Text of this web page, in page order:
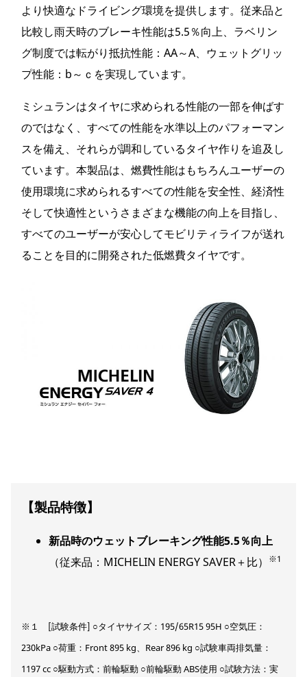
より快適なドライビング環境を提供します。従来品と
比較し雨天時のブレーキ性能は5.5％向上、ラベリン
グ制度では転がり抵抗性能：AA～A、ウェットグリッ
プ性能：b～ｃを実現しています。
ミシュランはタイヤに求められる性能の一部を伸ばす
のではなく、すべての性能を水準以上のパフォーマン
スを備え、それらが調和しているタイヤ作りを追及し
ています。本製品は、燃費性能はもちろんユーザーの
使用環境に求められるすべての性能を安全性、経済性
そして快適性というさまざまな機能の向上を目指し、
すべてのユーザーが安心してモビリティライフが送れ
ることを目的に開発された低燃費タイヤです。
【製品特徴】
新品時のウェットブレーキング性能5.5％向上
（従来品：MICHELIN ENERGY SAVER＋比）
※1
※１ [試験条件] ○タイヤサイズ：195/65R15 95H ○空気圧：
230kPa ○荷重：Front 895 kg、Rear 896 kg ○試験車両排気量：
1197 cc ○駆動方式：前輪駆動 ○前輪駆動 ABS使用 ○試験方法：実